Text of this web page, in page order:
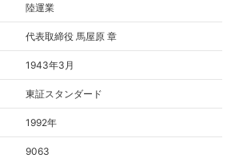
陸運業
代表取締役 馬屋原 章
1943年3月
東証スタンダード
1992年
9063